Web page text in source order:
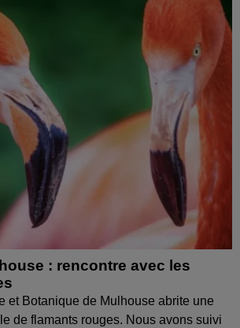
: rencontre avec les
et Botanique de Mulhouse abrite une
de flamants rouges. Nous avons suivi